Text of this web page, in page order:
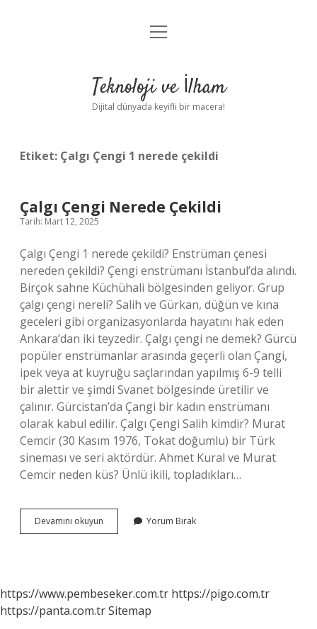
Anasayfa
Yasal Uyarı
menüyü
Teknoloji ve İlham
Dijital dünyada keyifli bir macera!
Etiket: Çalgı Çengi 1 nerede çekildi
Çalgı Çengi Nerede Çekildi
Tarih: Mart 12, 2025
Çalgı Çengi 1 nerede çekildi? Enstrüman çenesi
nereden çekildi? Çengi enstrümanı İstanbul’da alındı.
Birçok sahne Küchühali bölgesinden geliyor. Grup
çalgı çengi nereli? Salih ve Gürkan, düğün ve kına
geceleri gibi organizasyonlarda hayatını hak eden
Ankara’dan iki teyzedir. Çalgı çengi ne demek? Gürcü
popüler enstrümanlar arasında geçerli olan Çangi,
ipek veya at kuyruğu saçlarından yapılmış 6-9 telli
bir alettir ve şimdi Svanet bölgesinde üretilir ve
çalınır. Gürcistan’da Çangi bir kadın enstrümanı
olarak kabul edilir. Çalgı Çengi Salih kimdir? Murat
Cemcir (30 Kasım 1976, Tokat doğumlu) bir Türk
sineması ve seri aktördür. Ahmet Kural ve Murat
Cemcir neden küs? Ünlü ikili, topladıkları…
Devamını okuyun
Çengi
Yorum Bırak
https://www.pembeseker.com.tr https://pigo.com.tr
https://panta.com.trSitemap